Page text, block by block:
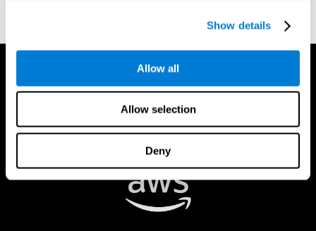
Show details
Allow all
Allow selection
Deny